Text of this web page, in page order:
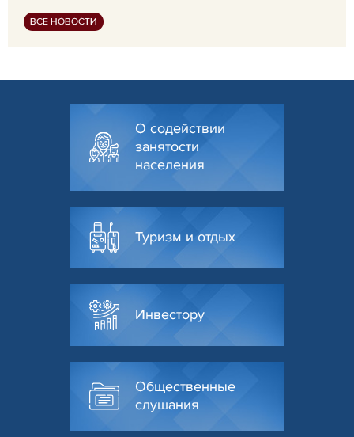
ВСЕ НОВОСТИ
О содействии
занятости
населения
Туризм и отдых
Инвестору
Общественные
слушания